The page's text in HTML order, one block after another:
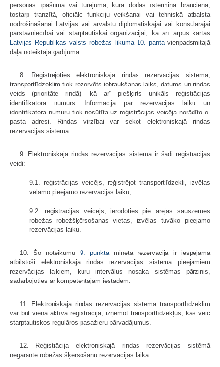
personas īpašumā vai turējumā, kura dodas īstermiņa braucienā,
tostarp tranzītā, oficiālo funkciju veikšanai vai tehniskā atbalsta
nodrošināšanai Latvijas vai ārvalstu diplomātiskajai vai konsulārajai
pārstāvniecībai vai starptautiskai organizācijai, kā arī ārpus kārtas
Latvijas Republikas valsts robežas likuma 10. pantavienpadsmitajā
daļā noteiktajā gadījumā.
8. Reģistrējoties elektroniskajā rindas rezervācijas sistēmā,
transportlīdzeklim tiek rezervēts iebraukšanas laiks, datums un rindas
veids (prioritāte rindā), kā arī piešķirts unikāls reģistrācijas
identifikatora numurs. Informācija par rezervācijas laiku un
identifikatora numuru tiek nosūtīta uz reģistrācijas veicēja norādīto e-
pasta adresi. Rindas virzībai var sekot elektroniskajā rindas
rezervācijas sistēmā.
9. Elektroniskajā rindas rezervācijas sistēmā ir šādi reģistrācijas
veidi:
9.1. reģistrācijas veicējs, reģistrējot transportlīdzekli, izvēlas
vēlamo pieejamo rezervācijas laiku;
9.2. reģistrācijas veicējs, ierodoties pie ārējās sauszemes
robežas robežšķērsošanas vietas, izvēlas tuvāko pieejamo
rezervācijas laiku.
10. Šo noteikumu 9. punktā minētā rezervācija ir iespējama
atbilstoši elektroniskajā rindas rezervācijas sistēmā pieejamiem
rezervācijas laikiem, kuru intervālus nosaka sistēmas pārzinis,
sadarbojoties ar kompetentajām iestādēm.
11. Elektroniskajā rindas rezervācijas sistēmā transportlīdzeklim
var būt viena aktīva reģistrācija, izņemot transportlīdzekļus, kas veic
starptautiskos regulāros pasažieru pārvadājumus.
12. Reģistrācija elektroniskajā rindas rezervācijas sistēmā
negarantē robežas šķērsošanu rezervācijas laikā.